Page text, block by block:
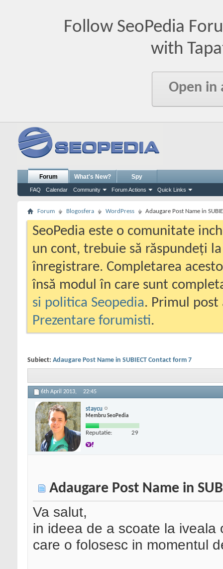
Follow SeoPedia
with
Open in
Forum
FAQ Calendar Community Forum Actions Quick Links
What's New? Spy
Forum Blogosfera WordPress Adaugare Post Name in
SeoPedia este o comunitate
un cont, trebuie să răspundeți
înregistrare. Completarea
însă modul în care sunt
si politica Seopedia. Primul
Prezentare forumisti.
Subiect: Adaugare Post Name in SUBIECT Contact form 7
6th April 2013, 22:45
staycu
Membru SeoPedia
Reputatie: 29
Adaugare Post Name in
Va salut,
in ideea de a scoate la
care o folosesc in momentul